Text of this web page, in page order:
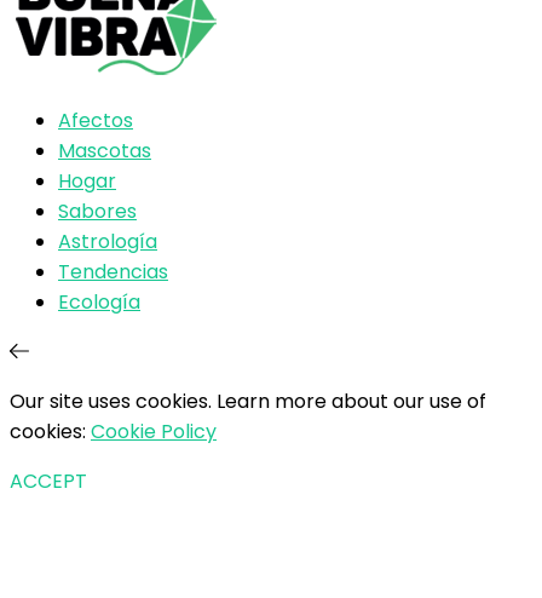
Afectos
Mascotas
Hogar
Sabores
Astrología
Tendencias
Ecología
Our site uses cookies. Learn more about our use of
cookies: Cookie Policy
ACCEPT